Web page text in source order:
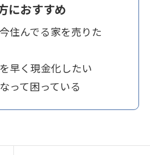
におすすめ
早く現金化したい
って困っている